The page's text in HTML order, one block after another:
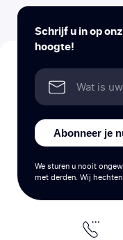
Schrijf u in op
hoogte!
Abonneer je
We sturen u nooit
met derden. Wij